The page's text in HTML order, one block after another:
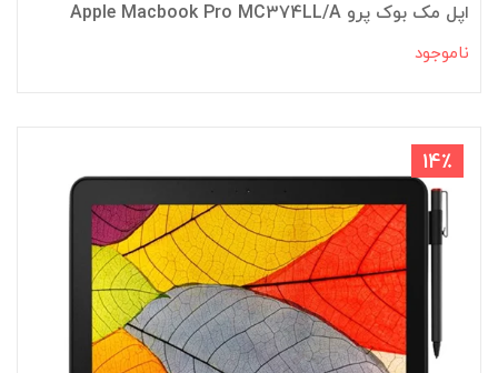
اپل مک بوک پرو Apple Macbook Pro MC374LL/A
ناموجود
14٪